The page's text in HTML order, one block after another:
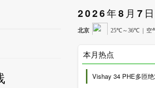
2026年8月7日
本月热点
Vishay 34 PHE多匝